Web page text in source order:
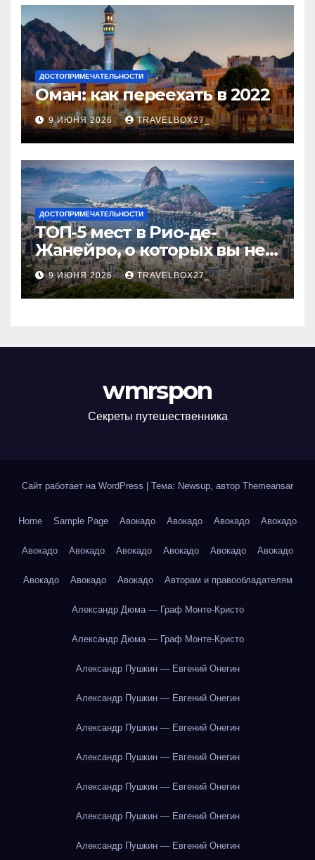
ДОСТОПРИМЕЧАТЕЛЬНОСТИ
Оман: как переехать в 2022
9 ИЮНЯ 2026 TRAVELBOX27_
ДОСТОПРИМЕЧАТЕЛЬНОСТИ
ТОП-5 мест в Рио-де-
Жанейро, о которых вы не
знали
9 ИЮНЯ 2026 TRAVELBOX27_
wmrspon
Секреты путешественника
Сайт работает на WordPress Тема: Newsup, автор Themeansar
Home Sample Page Авокадо Авокадо Авокадо Авокадо
Авокадо Авокадо Авокадо Авокадо Авокадо Авокадо
Авокадо Авокадо Авокадо Авторам и правообладателям
Александр Дюма — Граф Монте-Кристо
Александр Дюма — Граф Монте-Кристо
Александр Пушкин — Евгений Онегин
Александр Пушкин — Евгений Онегин
Александр Пушкин — Евгений Онегин
Александр Пушкин — Евгений Онегин
Александр Пушкин — Евгений Онегин
Александр Пушкин — Евгений Онегин
Александр Пушкин — Евгений Онегин